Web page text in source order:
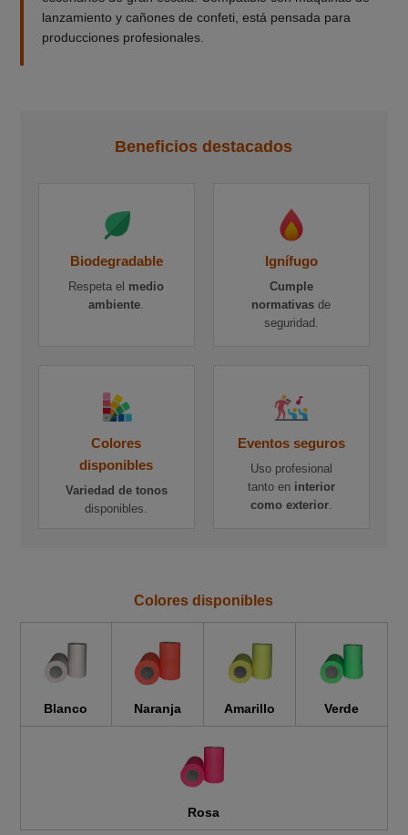
lanzamiento y cañones de confeti, está pensada para
producciones profesionales.
Beneficios destacados
Biodegradable
Respeta el medio
ambiente
Ignífugo
Cumple
normativas de
seguridad.
Colores
disponibles
Variedad de tonos
disponibles.
Eventos seguros
Uso profesional
tanto en interior
como exterior.
Colores disponibles
Blanco Naranja Amarillo Verde
Rosa